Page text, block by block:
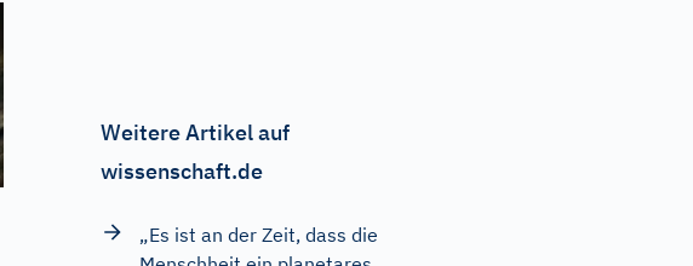
Weitere Artikel auf
wissenschaft.de
„Es ist an der Zeit, dass die